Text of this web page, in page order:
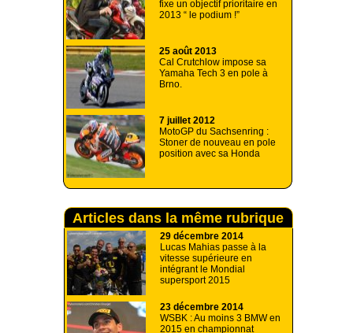
fixe un objectif prioritaire en
2013 “ le podium !”
25 août 2013
Cal Crutchlow impose sa
Yamaha Tech 3 en pole à
Brno.
7 juillet 2012
MotoGP du Sachsenring :
Stoner de nouveau en pole
position avec sa Honda
Articles dans la même rubrique
29 décembre 2014
Lucas Mahias passe à la
vitesse supérieure en
intégrant le Mondial
supersport 2015
23 décembre 2014
WSBK : Au moins 3 BMW en
2015 en championnat